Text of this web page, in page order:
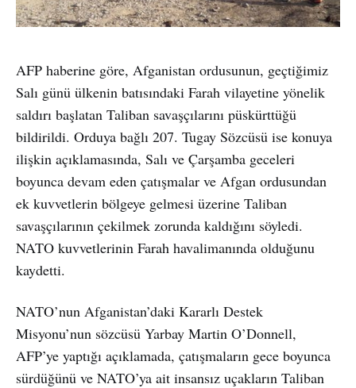
AFP haberine göre, Afganistan ordusunun, geçtiğimiz
Salı günü ülkenin batısındaki Farah vilayetine yönelik
saldırı başlatan Taliban savaşçılarını püskürttüğü
bildirildi. Orduya bağlı 207. Tugay Sözcüsü ise konuya
ilişkin açıklamasında, Salı ve Çarşamba geceleri
boyunca devam eden çatışmalar ve Afgan ordusundan
ek kuvvetlerin bölgeye gelmesi üzerine Taliban
savaşçılarının çekilmek zorunda kaldığını söyledi.
NATO kuvvetlerinin Farah havalimanında olduğunu
kaydetti.
NATO’nun Afganistan’daki Kararlı Destek
Misyonu’nun sözcüsü Yarbay Martin O’Donnell,
AFP’ye yaptığı açıklamada, çatışmaların gece boyunca
sürdüğünü ve NATO’ya ait insansız uçakların Taliban